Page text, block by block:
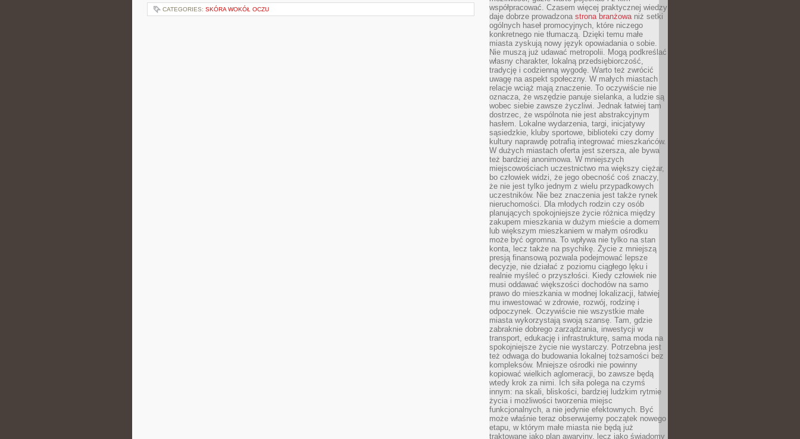
CATEGORIES: SKÓRA WOKÓŁ OCZU
współpracować. Czasem więcej praktycznej wiedzy
daje dobrze prowadzona strona branżowaniż setki
ogólnych haseł promocyjnych, które niczego
konkretnego nie tłumaczą. Dzięki temu małe
miasta zyskują nowy język opowiadania o sobie.
Nie muszą już udawać metropolii. Mogą podkreślać
własny charakter, lokalną przedsiębiorczość,
tradycję i codzienną wygodę. Warto też zwrócić
uwagę na aspekt społeczny. W małych miastach
relacje wciąż mają znaczenie. To oczywiście nie
oznacza, że wszędzie panuje sielanka, a ludzie są
wobec siebie zawsze życzliwi. Jednak łatwiej tam
dostrzec, że wspólnota nie jest abstrakcyjnym
hasłem. Lokalne wydarzenia, targi, inicjatywy
sąsiedzkie, kluby sportowe, biblioteki czy domy
kultury naprawdę potrafią integrować mieszkańców.
W dużych miastach oferta jest szersza, ale bywa
też bardziej anonimowa. W mniejszych
miejscowościach uczestnictwo ma większy ciężar,
bo człowiek widzi, że jego obecność coś znaczy,
że nie jest tylko jednym z wielu przypadkowych
uczestników. Nie bez znaczenia jest także rynek
nieruchomości. Dla młodych rodzin czy osób
planujących spokojniejsze życie różnica między
zakupem mieszkania w dużym mieście a domem
lub większym mieszkaniem w małym ośrodku
może być ogromna. To wpływa nie tylko na stan
konta, lecz także na psychikę. Życie z mniejszą
presją finansową pozwala podejmować lepsze
decyzje, nie działać z poziomu ciągłego lęku i
realnie myśleć o przyszłości. Kiedy człowiek nie
musi oddawać większości dochodów na samo
prawo do mieszkania w modnej lokalizacji, łatwiej
mu inwestować w zdrowie, rozwój, rodzinę i
odpoczynek. Oczywiście nie wszystkie małe
miasta wykorzystają swoją szansę. Tam, gdzie
zabraknie dobrego zarządzania, inwestycji w
transport, edukację i infrastrukturę, sama moda na
spokojniejsze życie nie wystarczy. Potrzebna jest
też odwaga do budowania lokalnej tożsamości bez
kompleksów. Mniejsze ośrodki nie powinny
kopiować wielkich aglomeracji, bo zawsze będą
wtedy krok za nimi. Ich siła polega na czymś
innym: na skali, bliskości, bardziej ludzkim rytmie
życia i możliwości tworzenia miejsc
funkcjonalnych, a nie jedynie efektownych. Być
może właśnie teraz obserwujemy początek nowego
etapu, w którym małe miasta nie będą już
traktowane jako plan awaryjny, lecz jako świadomy